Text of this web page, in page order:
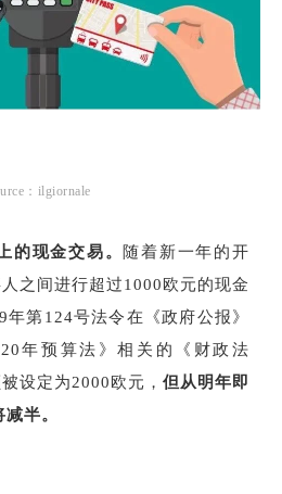
：ilgiornale
的现金交易。 随着新一年的开
之间进行超过1000欧元的现金
第124号法令在《政府公报》
年预算法》相关的《财政法
设定为2000欧元， 但从明年即
半。